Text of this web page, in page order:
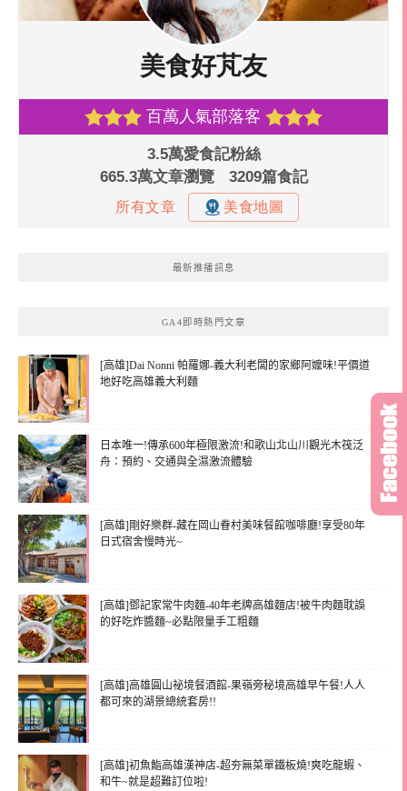
最新推播訊息
GA4即時熱門文章
[高雄]Dai Nonni 帕羅娜-義大利老闆的家鄉阿嬤味!平價道
地好吃高雄義大利麵
日本唯一!傳承600年極限激流!和歌山北山川觀光木筏泛
舟：預約、交通與全濕激流體驗
[高雄]剛好樂群-藏在岡山眷村美味餐館咖啡廳!享受80年
日式宿舍慢時光~
[高雄]鄧記家常牛肉麵-40年老牌高雄麵店!被牛肉麵耽誤
的好吃炸醬麵~必點限量手工粗麵
[高雄]高雄圓山祕境餐酒館-果嶺旁秘境高雄早午餐!人人
都可來的湖景總統套房!!
[高雄]初魚鮨高雄漢神店-超夯無菜單鐵板燒!爽吃龍蝦、
和牛~就是超難訂位啦!